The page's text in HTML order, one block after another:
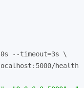
--timeout=3s \
health